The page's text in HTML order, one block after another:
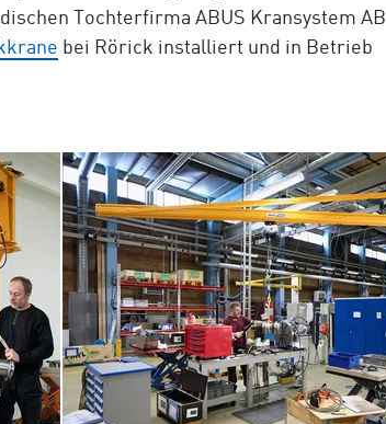
Tochterfirma ABUS Kransystem AB
bei Rörick installiert und in Betrieb